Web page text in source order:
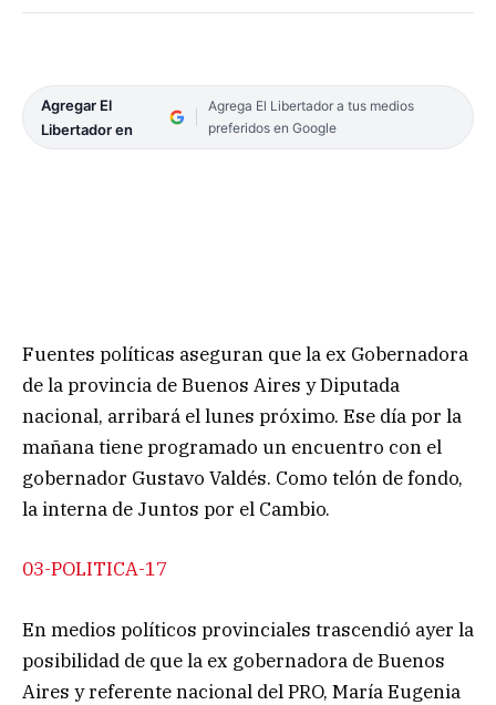
Agregar El
Libertador en
Agrega El Libertador a tus medios
preferidos en Google
Fuentes políticas aseguran que la ex Gobernadora
de la provincia de Buenos Aires y Diputada
nacional, arribará el lunes próximo. Ese día por la
mañana tiene programado un encuentro con el
gobernador Gustavo Valdés. Como telón de fondo,
la interna de Juntos por el Cambio.
03-POLITICA-17
En medios políticos provinciales trascendió ayer la
posibilidad de que la ex gobernadora de Buenos
Aires y referente nacional del PRO, María Eugenia